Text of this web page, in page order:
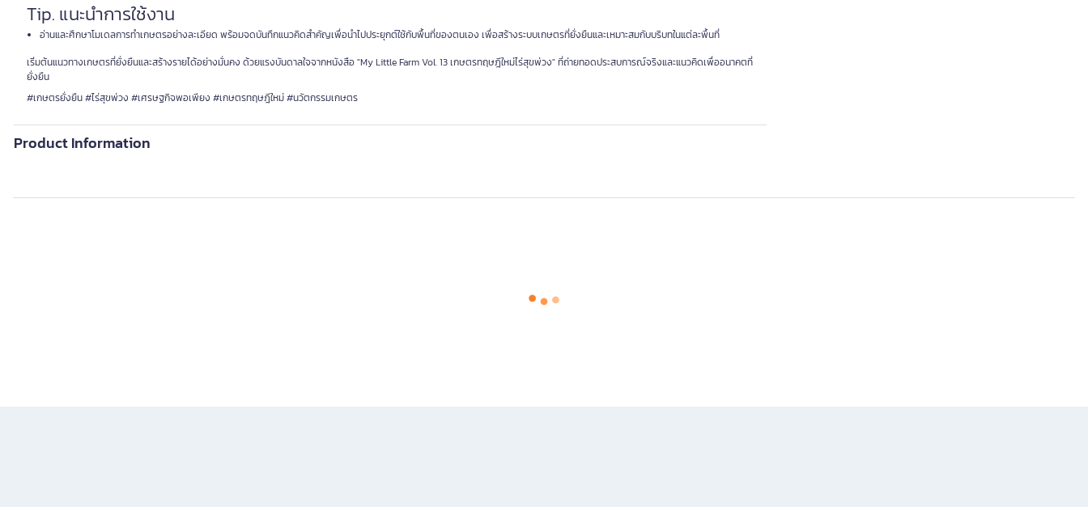
Tip. แนะนำการใช้งาน
อ่านและศึกษาโมเดลการทำเกษตรอย่างละเอียด พร้อมจดบันทึกแนวคิดสำคัญเพื่อนำไปประยุกต์ใช้กับพื้นที่ของตนเอง เพื่อสร้างระบบเกษตรที่ยั่งยืนและเหมาะสมกับบริบทในแต่ละพื้นที่
เริ่มต้นแนวทางเกษตรที่ยั่งยืนและสร้างรายได้อย่างมั่นคง ด้วยแรงบันดาลใจจากหนังสือ "My Little Farm Vol. 13 เกษตรทฤษฎีใหม่ไร่สุขพ่วง" ที่ถ่ายทอดประสบการณ์จริงและแนวคิดเพื่ออนาคตที่
ยั่งยืน
#เกษตรยั่งยืน #ไร่สุขพ่วง #เศรษฐกิจพอเพียง #เกษตรทฤษฎีใหม่ #นวัตกรรมเกษตร
Product Information